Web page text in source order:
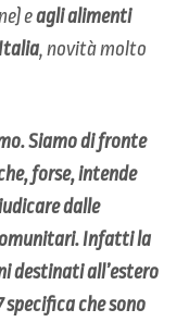
eagli alimenti
, novità molto
Siamo di fronte
forse, intende
dalle
Infatti la
destinati all’estero
specifica che sono